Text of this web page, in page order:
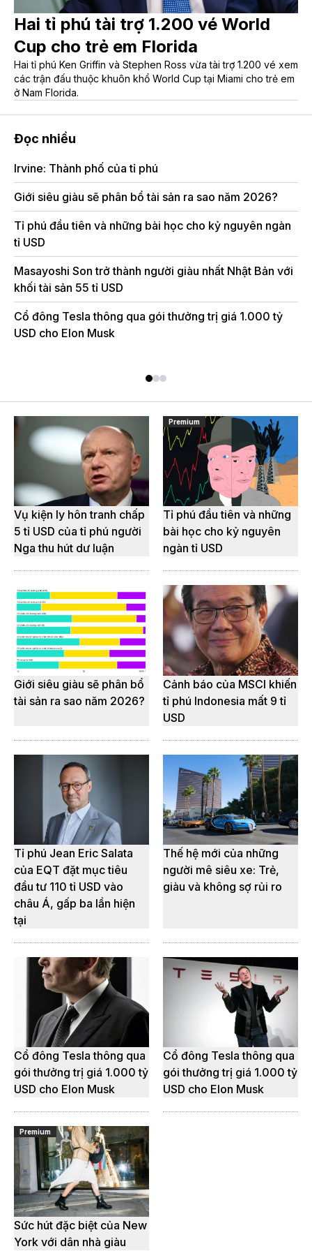
Hai tỉ phú tài trợ 1.200 vé World
Cup cho trẻ em Florida
Hai tỉ phú Ken Griffin và Stephen Ross vừa tài trợ 1.200 vé xem
các trận đấu thuộc khuôn khổ World Cup tại Miami cho trẻ em
ở Nam Florida.
Đọc nhiều
Irvine: Thành phố của tỉ phú
Giới siêu giàu sẽ phân bổ tài sản ra sao năm 2026?
Tỉ phú đầu tiên và những bài học cho kỷ nguyên ngàn
tỉ USD
Masayoshi Son trở thành người giàu nhất Nhật Bản với
khối tài sản 55 tỉ USD
Cổ đông Tesla thông qua gói thưởng trị giá 1.000 tỷ
USD cho Elon Musk
Vụ kiện ly hôn tranh chấp
5 tỉ USD của tỉ phú người
Nga thu hút dư luận
Premium
Tỉ phú đầu tiên và những
bài học cho kỷ nguyên
ngàn tỉ USD
Giới siêu giàu sẽ phân bổ
tài sản ra sao năm 2026?
Cảnh báo của MSCI khiến
tỉ phú Indonesia mất 9 tỉ
USD
Tỉ phú Jean Eric Salata
của EQT đặt mục tiêu
đầu tư 110 tỉ USD vào
châu Á, gấp ba lần hiện
tại
Thế hệ mới của những
người mê siêu xe: Trẻ,
giàu và không sợ rủi ro
Cổ đông Tesla thông qua
gói thưởng trị giá 1.000 tỷ
USD cho Elon Musk
Cổ đông Tesla thông qua
gói thưởng trị giá 1.000 tỷ
USD cho Elon Musk
Premium
Sức hút đặc biệt của New
York với dân nhà giàu